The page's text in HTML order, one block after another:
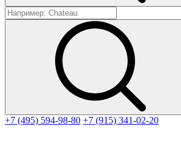
+7 (495) 594-98-80 +7 (915) 341-02-20